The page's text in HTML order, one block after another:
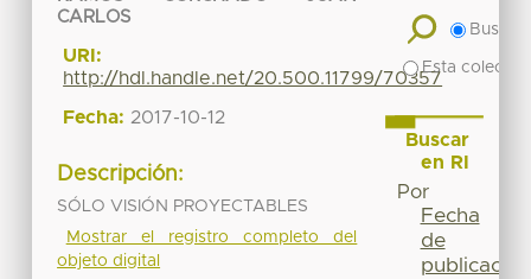
CARLOS
URI:
http://hdl.handle.net/20.500.11799/70357
Fecha: 2017-10-12
Descripción:
SÓLO VISIÓN PROYECTABLES
Mostrar el registro completo del
objeto digital
Buscar
Esta
Buscar
en RI
Por
Fecha
de
publicación